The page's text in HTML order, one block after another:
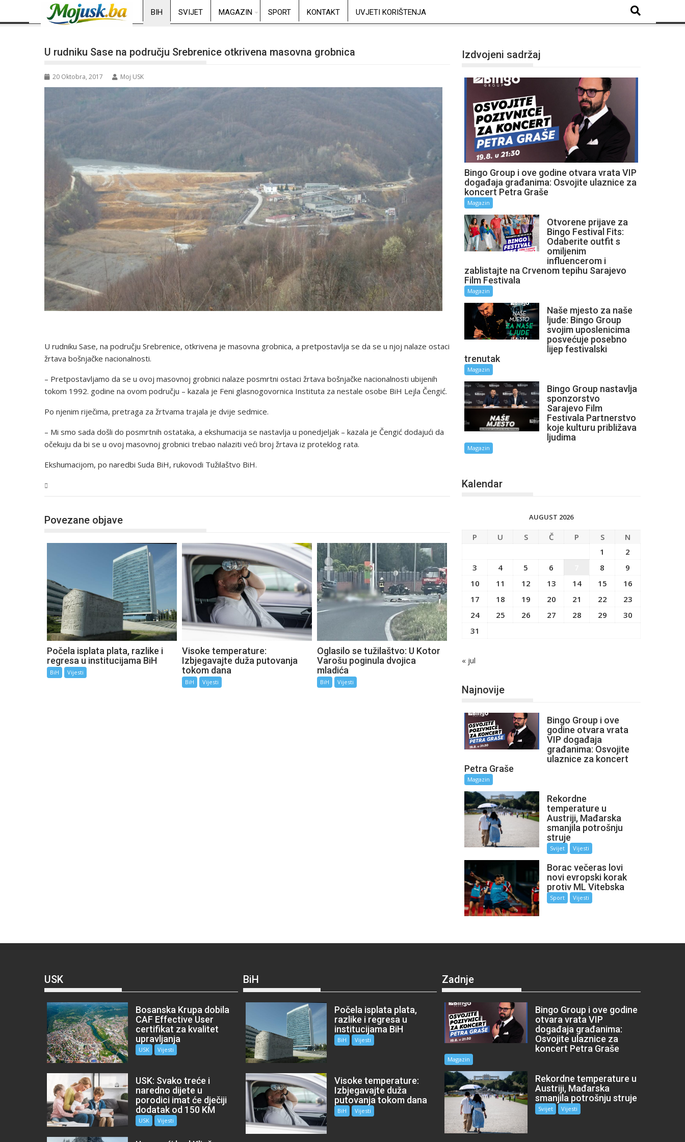
BIH SVIJET MAGAZIN SPORT KONTAKT UVJETI KORIŠTENJA
U rudniku Sase na području Srebrenice otkrivena masovna grobnica
20 Oktobra, 2017 Moj USK
U rudniku Sase, na području Srebrenice, otkrivena je masovna grobnica, a pretpostavlja se da se u njoj nalaze ostaci
žrtava bošnjačke nacionalnosti.
– Pretpostavljamo da se u ovoj masovnoj grobnici nalaze posmrtni ostaci žrtava bošnjačke nacionalnosti ubijenih
tokom 1992. godine na ovom području – kazala je Feni glasnogovornica Instituta za nestale osobe BiH Lejla Čengić.
Po njenim riječima, pretraga za žrtvama trajala je dvije sedmice.
– Mi smo sada došli do posmrtnih ostataka, a ekshumacija se nastavlja u ponedjeljak – kazala je Čengić dodajući da
očekuju da bi se u ovoj masovnoj grobnici trebao nalaziti veći broj žrtava iz proteklog rata.
Ekshumacijom, po naredbi Suda BiH, rukovodi Tužilaštvo BiH.
Povezane objave
Počela isplata plata, razlike i
regresa u institucijama BiH
BiH Vijesti
Visoke temperature:
Izbjegavajte duža putovanja
tokom dana
BiH Vijesti
Oglasilo se tužilaštvo: U Kotor
Varošu poginula dvojica
mladića
BiH Vijesti
Izdvojeni sadržaj
Bingo Group i ove godine otvara vrata VIP
događaja građanima: Osvojite ulaznice za
koncert Petra Graše
Magazin
Otvorene prijave za
Bingo Festival Fits:
Odaberite outfit s
omiljenim
influencerom i
zablistajte na Crvenom tepihu Sarajevo
Film Festivala
Magazin
Naše mjesto za naše
ljude: Bingo Group
svojim uposlenicima
posvećuje posebno
lijep festivalski
trenutak
Magazin
Bingo Group nastavlja
sponzorstvo
Sarajevo Film
Festivala Partnerstvo
koje kulturu približava
ljudima
Magazin
Kalendar
AUGUST 2026
P U S Č P S
N
1
2
3
4 5 6 8
9
10
11 12 13 14 15
16
17
18 19 20 21 22
23
24
25 26 27 28 29
30
31
« jul
Najnovije
Bingo Group i ove
godine otvara vrata
VIP događaja
građanima: Osvojite
ulaznice za koncert
Petra Graše
Magazin
Rekordne
temperature u
Austriji, Mađarska
smanjila potrošnju
struje
Svijet Vijesti
Borac večeras lovi
novi evropski korak
protiv ML Vitebska
Sport Vijesti
USK
Bosanska Krupa dobila
CAF Effective User
certifikat za kvalitet
upravljanja
USK Vijesti
USK: Svako treće i
naredno dijete u
porodici imat će dječiji
dodatak od 150 KM
USK Vijesti
BiH
Počela isplata plata,
razlike i regresa u
institucijama BiH
BiH Vijesti
Visoke temperature:
Izbjegavajte duža
putovanja tokom dana
BiH Vijesti
Zadnje
Bingo Group i ove godine
otvara vrata VIP
događaja građanima:
Osvojite ulaznice za
koncert Petra Graše
Magazin
Rekordne temperature u
Austriji, Mađarska
smanjila potrošnju struje
Svijet Vijesti